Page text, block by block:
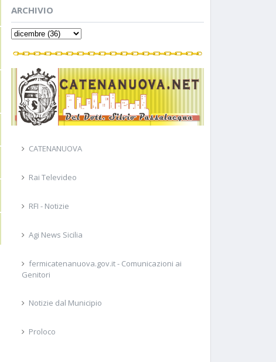
ARCHIVIO
CATENANUOVA
Rai Televideo
RFI - Notizie
Agi News Sicilia
fermicatenanuova.gov.it - Comunicazioni ai
Genitori
Notizie dal Municipio
Proloco